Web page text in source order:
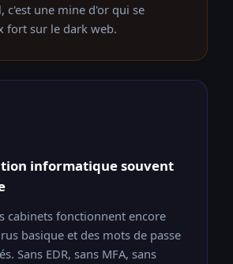
c'est une mine d'or qui se
fort sur le dark web.
informatique souvent
cabinets fonctionnent encore
basique et des mots de passe
Sans EDR, sans MFA, sans